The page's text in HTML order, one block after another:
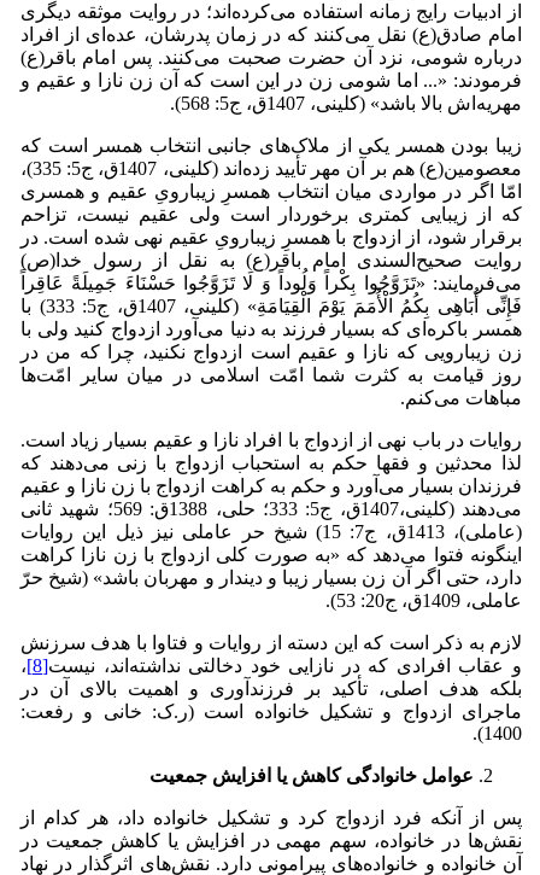
از ادبیات رایج زمانه استفاده می‌کرده‌اند؛ در روایت موثقه دیگری
امام صادق(ع) نقل می‌کنند که در زمان پدرشان، عده‌ای از افراد
درباره شومی، نزد آن حضرت صحبت می‌کنند. پس امام باقر(ع)
فرمودند: «... اما شومی زن در این است که آن زن نازا و عقیم و
مهریه‌اش بالا باشد» (کلینی، 1407ق، ج5: 568).
زیبا بودن همسر یکی از ملاک‌های جانبی انتخاب همسر است که
معصومین(ع) هم بر آن مهر تأیید زده‌اند (کلینی، 1407ق، ج5: 335)،
امّا اگر در مواردی میان انتخاب همسرِ زیبارویِ عقیم و همسری
که از زیبایی کمتری برخوردار است ولی عقیم نیست، تزاحم
برقرار شود، از ازدواج با همسرِ زیبارویِ عقیم نهی شده است. در
روایت صحیح‌السندی امام باقر(ع) به نقل از رسول خدا(ص)
می‌فرمایند: «تَزَوَّجُوا بِکْراً وَلُوداً وَ لَا تَزَوَّجُوا حَسْنَاءَ جَمِیلَةً عَاقِراً
فَإِنِّی أُبَاهِی بِکُمُ الْأُمَمَ یَوْمَ الْقِیَامَةِ» (کلینی، 1407ق، ج5: 333) با
همسر باکره‌ای که بسیار فرزند به دنیا می‌آورد ازدواج کنید ولی با
زن زیبارویی که نازا و عقیم است ازدواج نکنید، چرا که من در
روز قیامت به کثرت شما امّت اسلامی در میان سایر امّت‌ها
مباهات می‌کنم.
روایات در باب نهی از ازدواج با افراد نازا و عقیم بسیار زیاد است.
لذا محدثین و فقها حکم به استحباب ازدواج با زنی می‌دهند که
فرزندان بسیار می‌آورد و حکم به کراهت ازدواج با زن نازا و عقیم
می‌دهند (کلینی،1407ق، ج5: 333؛ حلی، 1388ق: 569؛ شهید ثانی
(عاملی)، 1413ق، ج7: 15) شیخ حر عاملی نیز ذیل این روایات
اینگونه فتوا می‌دهد که «به صورت کلی ازدواج با زن نازا کراهت
دارد، حتی اگر آن زن بسیار زیبا و دیندار و مهربان باشد» (شیخ حرّ
عاملی، 1409ق، ج20: 53).
لازم به ذکر است که این دسته از روایات و فتاوا با هدف سرزنش
و عقاب افرادی که در نازایی خود دخالتی نداشته‌اند، نیست[8]
،
بلکه هدف اصلی، تأکید بر فرزندآوری و اهمیت بالای آن در
ماجرای ازدواج و تشکیل خانواده است (ر.ک: خانی و رفعت:
1400).
عوامل خانوادگی کاهش یا افزایش جمعیت
پس از آنکه فرد ازدواج کرد و تشکیل خانواده داد، هر کدام از
نقش‌ها در خانواده، سهم مهمی در افزایش یا کاهش جمعیت در
آن خانواده و خانواده‌های پیرامونی دارد. نقش‌های اثرگذار در نهاد